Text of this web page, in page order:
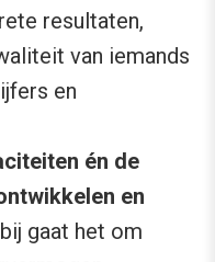
resultaten,
van iemands
en
én de
en
gaat het om